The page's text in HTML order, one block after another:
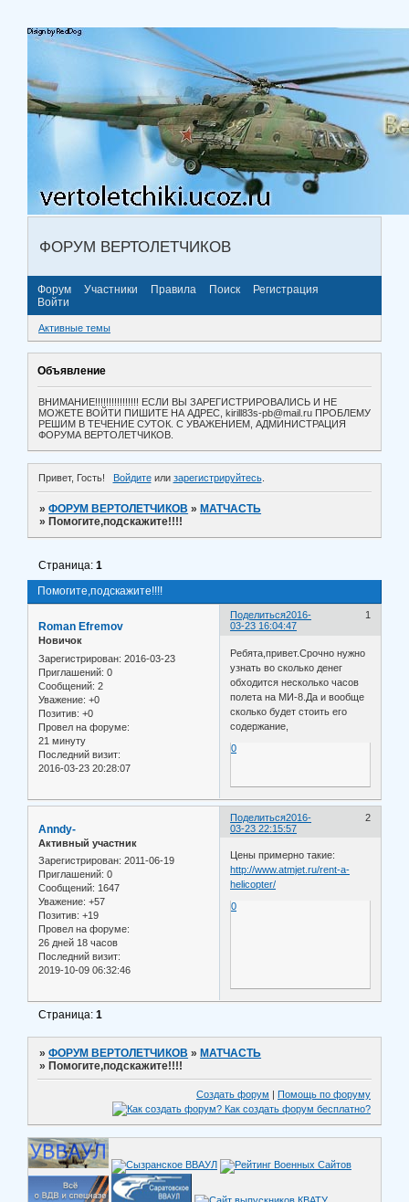
ФОРУМ ВЕРТОЛЕТЧИКОВ
Форум Участники Правила Поиск
Регистрация
Войти
Активные темы
Объявление
ВНИМАНИЕ!!!!!!!!!!!!!!!! ЕСЛИ ВЫ ЗАРЕГИСТРИРОВАЛИСЬ И НЕ
МОЖЕТЕ ВОЙТИ ПИШИТЕ НА АДРЕС, kirill83s-pb@mail.ru ПРОБЛЕМУ
РЕШИМ В ТЕЧЕНИЕ СУТОК. С УВАЖЕНИЕМ, АДМИНИСТРАЦИЯ
ФОРУМА ВЕРТОЛЕТЧИКОВ.
Привет, Гость! Войдитеили зарегистрируйтесь.
»ФОРУМ ВЕРТОЛЕТЧИКОВ » МАТЧАСТЬ
» Помогите,подскажите!!!!
Помогите,подскажите!!!!
Страница:1
Поделиться 1
2016-
03-23 16:04:47
Roman Efremov
Новичок
Зарегистрирован: 2016-03-23
Приглашений: 0
Сообщений: 2
Уважение: +0
Позитив: +0
Провел на форуме:
21 минуту
Последний визит:
2016-03-23 20:28:07
Ребята,привет.Срочно нужно
узнать во сколько денег
обходится несколько часов
полета на МИ-8.Да и вообще
сколько будет стоить его
содержание,
0
Поделиться 2
2016-
03-23 22:15:57
Anndy-
Активный участник
Зарегистрирован: 2011-06-19
Приглашений: 0
Сообщений: 1647
Уважение: +57
Позитив: +19
Провел на форуме:
26 дней 18 часов
Последний визит:
2019-10-09 06:32:46
Цены примерно такие:
http://www.atmjet.ru/rent-a-
helicopter/
0
Страница:1
»ФОРУМ ВЕРТОЛЕТЧИКОВ »МАТЧАСТЬ
»Помогите,подскажите!!!!
Создать форум | Помощь по форуму